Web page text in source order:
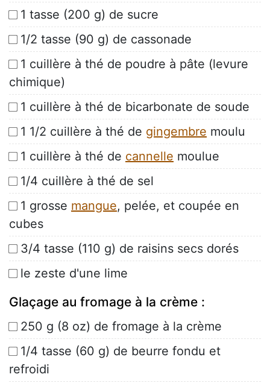
1 tasse (200 g) de sucre
1/2 tasse (90 g) de cassonade
1 cuillère à thé de poudre à pâte (levure
chimique)
1 cuillère à thé de bicarbonate de soude
1 1/2 cuillère à thé de gingembre moulu
1 cuillère à thé de cannelle moulue
1/4 cuillère à thé de sel
1 grosse mangue, pelée, et coupée en
cubes
3/4 tasse (110 g) de raisins secs dorés
le zeste d'une lime
Glaçage au fromage à la crème :
250 g (8 oz) de fromage à la crème
1/4 tasse (60 g) de beurre fondu et
refroidi